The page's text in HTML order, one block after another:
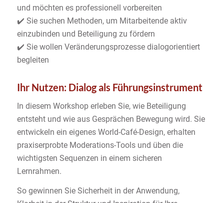
und möchten es professionell vorbereiten
✔️ Sie suchen Methoden, um Mitarbeitende aktiv
einzubinden und Beteiligung zu fördern
✔️ Sie wollen Veränderungsprozesse dialogorientiert
begleiten
Ihr Nutzen: Dialog als Führungsinstrument
In diesem Workshop erleben Sie, wie Beteiligung
entsteht und wie aus Gesprächen Bewegung wird. Sie
entwickeln ein eigenes World-Café-Design, erhalten
praxiserprobte Moderations-Tools und üben die
wichtigsten Sequenzen in einem sicheren
Lernrahmen.
So gewinnen Sie Sicherheit in der Anwendung,